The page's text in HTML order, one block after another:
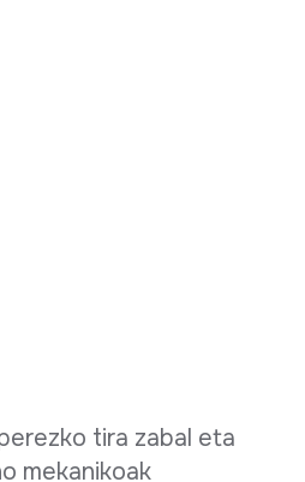
tira zabal eta
mekanikoak